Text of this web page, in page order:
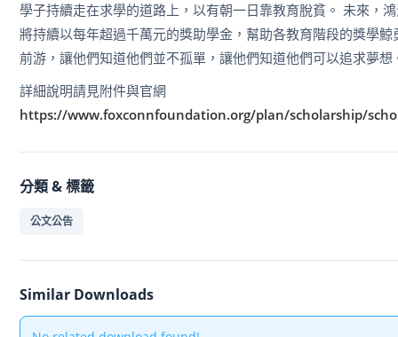
學子持續走在求學的道路上，以有朝一日靠教育脫貧。 未來，
將持續以每年超過千萬元的獎助學金，幫助各教育階段的獎學
前游，讓他們知道他們並不孤單，讓他們知道他們可以追求夢想
詳細說明請見附件與官網
https://www.foxconnfoundation.org/plan/scholarship/
分類 & 標籤
公文公告
Similar Downloads